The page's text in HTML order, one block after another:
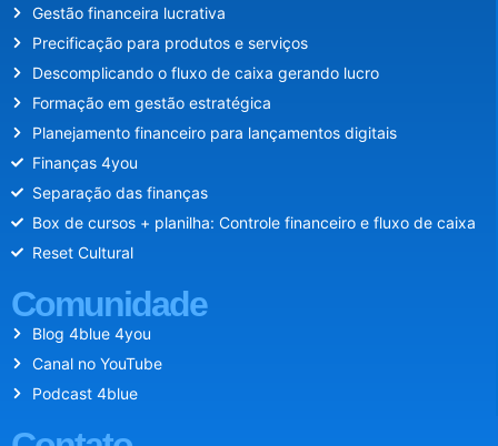
Gestão financeira lucrativa
Precificação para produtos e serviços
Descomplicando o fluxo de caixa gerando lucro
Formação em gestão estratégica
Planejamento financeiro para lançamentos digitais
Finanças 4you
Separação das finanças
Box de cursos + planilha: Controle financeiro e fluxo de caixa
Reset Cultural
Comunidade
Blog 4blue 4you
Canal no YouTube
Podcast 4blue